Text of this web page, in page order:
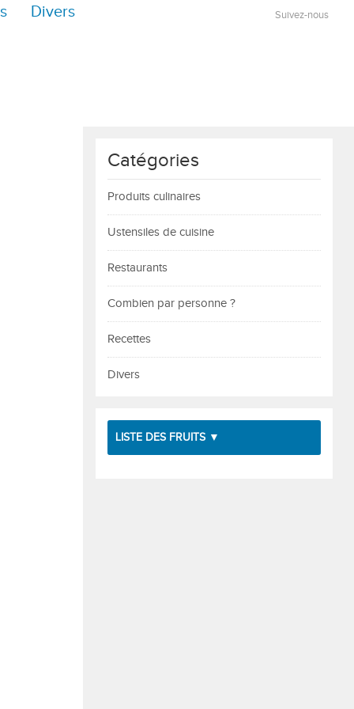
Divers Suivez-nous
Catégories
Produits culinaires
Ustensiles de cuisine
Restaurants
Combien par personne ?
Recettes
Divers
LISTE DES FRUITS ▼